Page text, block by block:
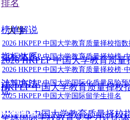
排名
大学
2026 HKPEP 中国大学教育质量择校指数
2026 HKPEP 中国大学教育质量择校榜·
2026 HKPEP 中国大学教育质量择校榜·
2025 HKPEP 中国大学国际化质量风险
2025 HKPEP 中国大学国际留学生排名
榜单解说
2026 HKPEP 中国大学教育质
说
指标体系
HKPEP 中国大学教育质量择校
全球国际学校教育竞争力评比
计算方法
HKPEP 中国大学教育质量择校
数据提交